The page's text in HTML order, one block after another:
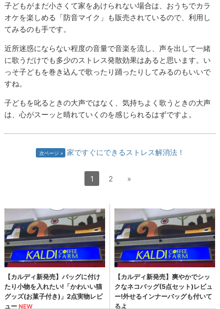
子どもがまだ小さくて家をあけられない場合は、おうちでカラ
オケを楽しめる「防音マイク」も販売されているので、利用し
てみるのも手です。
近所迷惑にならない程度の音量で音楽を流し、声を出して一緒
に歌うだけでも多少のストレス発散効果はあると思います。い
っそ子どもを巻き込んで歌ったり踊ったりしてみるのもいいで
すね。
子どもを叱るときの大声ではなく、気持ちよく歌うときの大声
は、心がスーッと晴れていくのを感じられるはずですよ。
次ページ 家ですぐにできるストレス解消法！
1 2 »